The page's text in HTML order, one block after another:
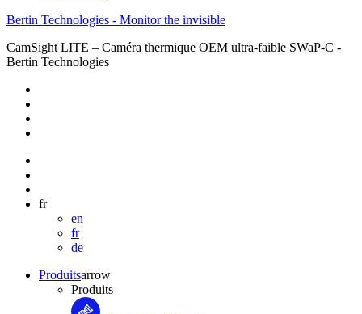
Bertin Technologies - Monitor the invisible
CamSight LITE – Caméra thermique OEM ultra-faible SWaP-C -
Bertin Technologies
fr
en
fr
de
Produitsarrow
Produits